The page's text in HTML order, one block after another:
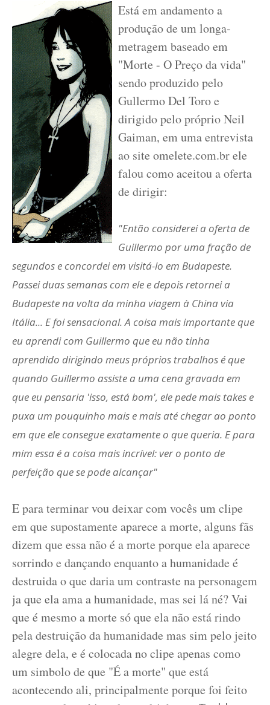
Está em andamento a
produção de um longa-
metragem baseado em
"Morte - O Preço da vida"
sendo produzido pelo
Gullermo Del Toro e
dirigido pelo próprio Neil
Gaiman, em uma entrevista
ao site omelete.com.br ele
falou como aceitou a oferta
de dirigir:
"Então considerei a oferta de
Guillermo por uma fração de
segundos e concordei em visitá-lo em Budapeste.
Passei duas semanas com ele e depois retornei a
Budapeste na volta da minha viagem à China via
Itália... E foi sensacional. A coisa mais importante que
eu aprendi com Guillermo que eu não tinha
aprendido dirigindo meus próprios trabalhos é que
quando Guillermo assiste a uma cena gravada em
que eu pensaria 'isso, está bom', ele pede mais takes e
puxa um pouquinho mais e mais até chegar ao ponto
em que ele consegue exatamente o que queria. E para
mim essa é a coisa mais incrível: ver o ponto de
perfeição que se pode alcançar"
E para terminar vou deixar com vocês um clipe
em que supostamente aparece a morte, alguns fãs
dizem que essa não é a morte porque ela aparece
sorrindo e dançando enquanto a humanidade é
destruida o que daria um contraste na personagem
ja que ela ama a humanidade, mas sei lá né? Vai
que é mesmo a morte só que ela não está rindo
pela destruição da humanidade mas sim pelo jeito
alegre dela, e é colocada no clipe apenas como
um simbolo de que "É a morte" que está
acontecendo ali, principalmente porque foi feito